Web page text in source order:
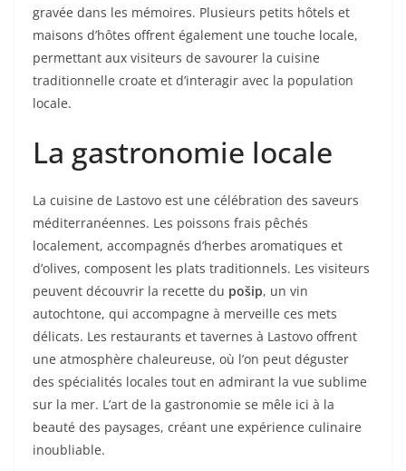
gravée dans les mémoires. Plusieurs petits hôtels et
maisons d’hôtes offrent également une touche locale,
permettant aux visiteurs de savourer la cuisine
traditionnelle croate et d’interagir avec la population
locale.
La gastronomie locale
La cuisine de Lastovo est une célébration des saveurs
méditerranéennes. Les poissons frais pêchés
localement, accompagnés d’herbes aromatiques et
d’olives, composent les plats traditionnels. Les visiteurs
peuvent découvrir la recette du pošip, un vin
autochtone, qui accompagne à merveille ces mets
délicats. Les restaurants et tavernes à Lastovo offrent
une atmosphère chaleureuse, où l’on peut déguster
des spécialités locales tout en admirant la vue sublime
sur la mer. L’art de la gastronomie se mêle ici à la
beauté des paysages, créant une expérience culinaire
inoubliable.